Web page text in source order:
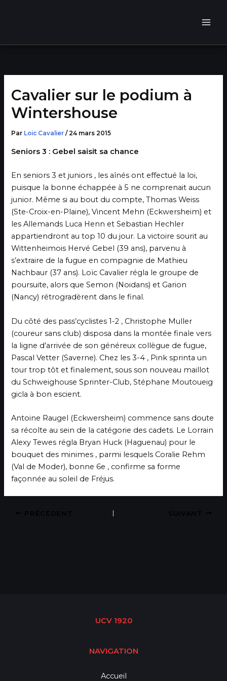
Cavalier sur le podium à
Wintershouse
Par Loic Cavalier/ 24 mars 2015
Seniors 3 : Gebel saisit sa chance
En seniors 3 et juniors , les aînés ont effectué la loi,
puisque la bonne échappée à 5 ne comprenait aucun
junior. Même si au bout du compte, Thomas Weiss
(Ste-Croix-en-Plaine), Vincent Mehn (Eckwersheim) et
les Allemands Luca Henn et Sebastian Hechler
appartiendront au top 10 du jour. La victoire sourit au
Wittenheimois Hervé Gebel (39 ans), parvenu à
s’extraire de la fugue en compagnie de Mathieu
Nachbaur (37 ans). Loïc Cavalier régla le groupe de
poursuite, alors que Semon (Noidans) et Garion
(Nancy) rétrogradèrent dans le final.
Du côté des pass’cyclistes 1-2 , Christophe Muller
(coureur sans club) disposa dans la montée finale vers
la ligne d’arrivée de son généreux collègue de fugue,
Pascal Vetter (Saverne). Chez les 3-4 , Pink sprinta un
tour trop tôt et finalement, sous son nouveau maillot
du Schweighouse Sprinter-Club, Stéphane Moutoueig
gicla à bon escient.
Antoine Raugel (Eckwersheim) commence sans doute
sa récolte au sein de la catégorie des cadets. Le Lorrain
Alexy Tewes régla Bryan Huck (Haguenau) pour le
bouquet des minimes , parmi lesquels Coralie Rehm
(Val de Moder), bonne 6e , confirme sa forme
façonnée au soleil de Fréjus.
UCV 1920
NAVIGATION
Accueil